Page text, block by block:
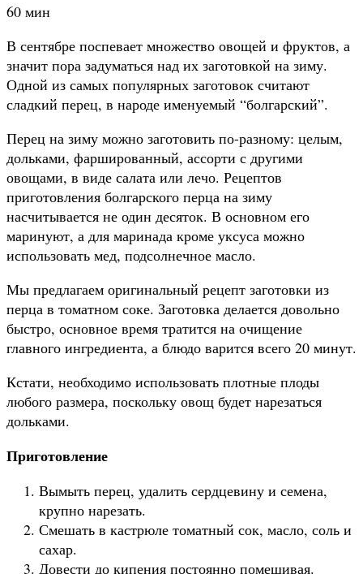
60 мин
В сентябре поспевает множество овощей и фруктов, а
значит пора задуматься над их заготовкой на зиму.
Одной из самых популярных заготовок считают
сладкий перец, в народе именуемый “болгарский”.
Перец на зиму можно заготовить по-разному: целым,
дольками, фаршированный, ассорти с другими
овощами, в виде салата или лечо. Рецептов
приготовления болгарского перца на зиму
насчитывается не один десяток. В основном его
маринуют, а для маринада кроме уксуса можно
использовать мед, подсолнечное масло.
Мы предлагаем оригинальный рецепт заготовки из
перца в томатном соке. Заготовка делается довольно
быстро, основное время тратится на очищение
главного ингредиента, а блюдо варится всего 20 минут.
Кстати, необходимо использовать плотные плоды
любого размера, поскольку овощ будет нарезаться
дольками.
Приготовление
Вымыть перец, удалить сердцевину и семена,
крупно нарезать.
Смешать в кастрюле томатный сок, масло, соль и
сахар.
Довести до кипения постоянно помешивая.